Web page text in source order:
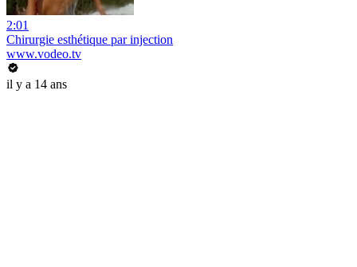
2:01
Chirurgie esthétique par injection
www.vodeo.tv
il y a 14 ans